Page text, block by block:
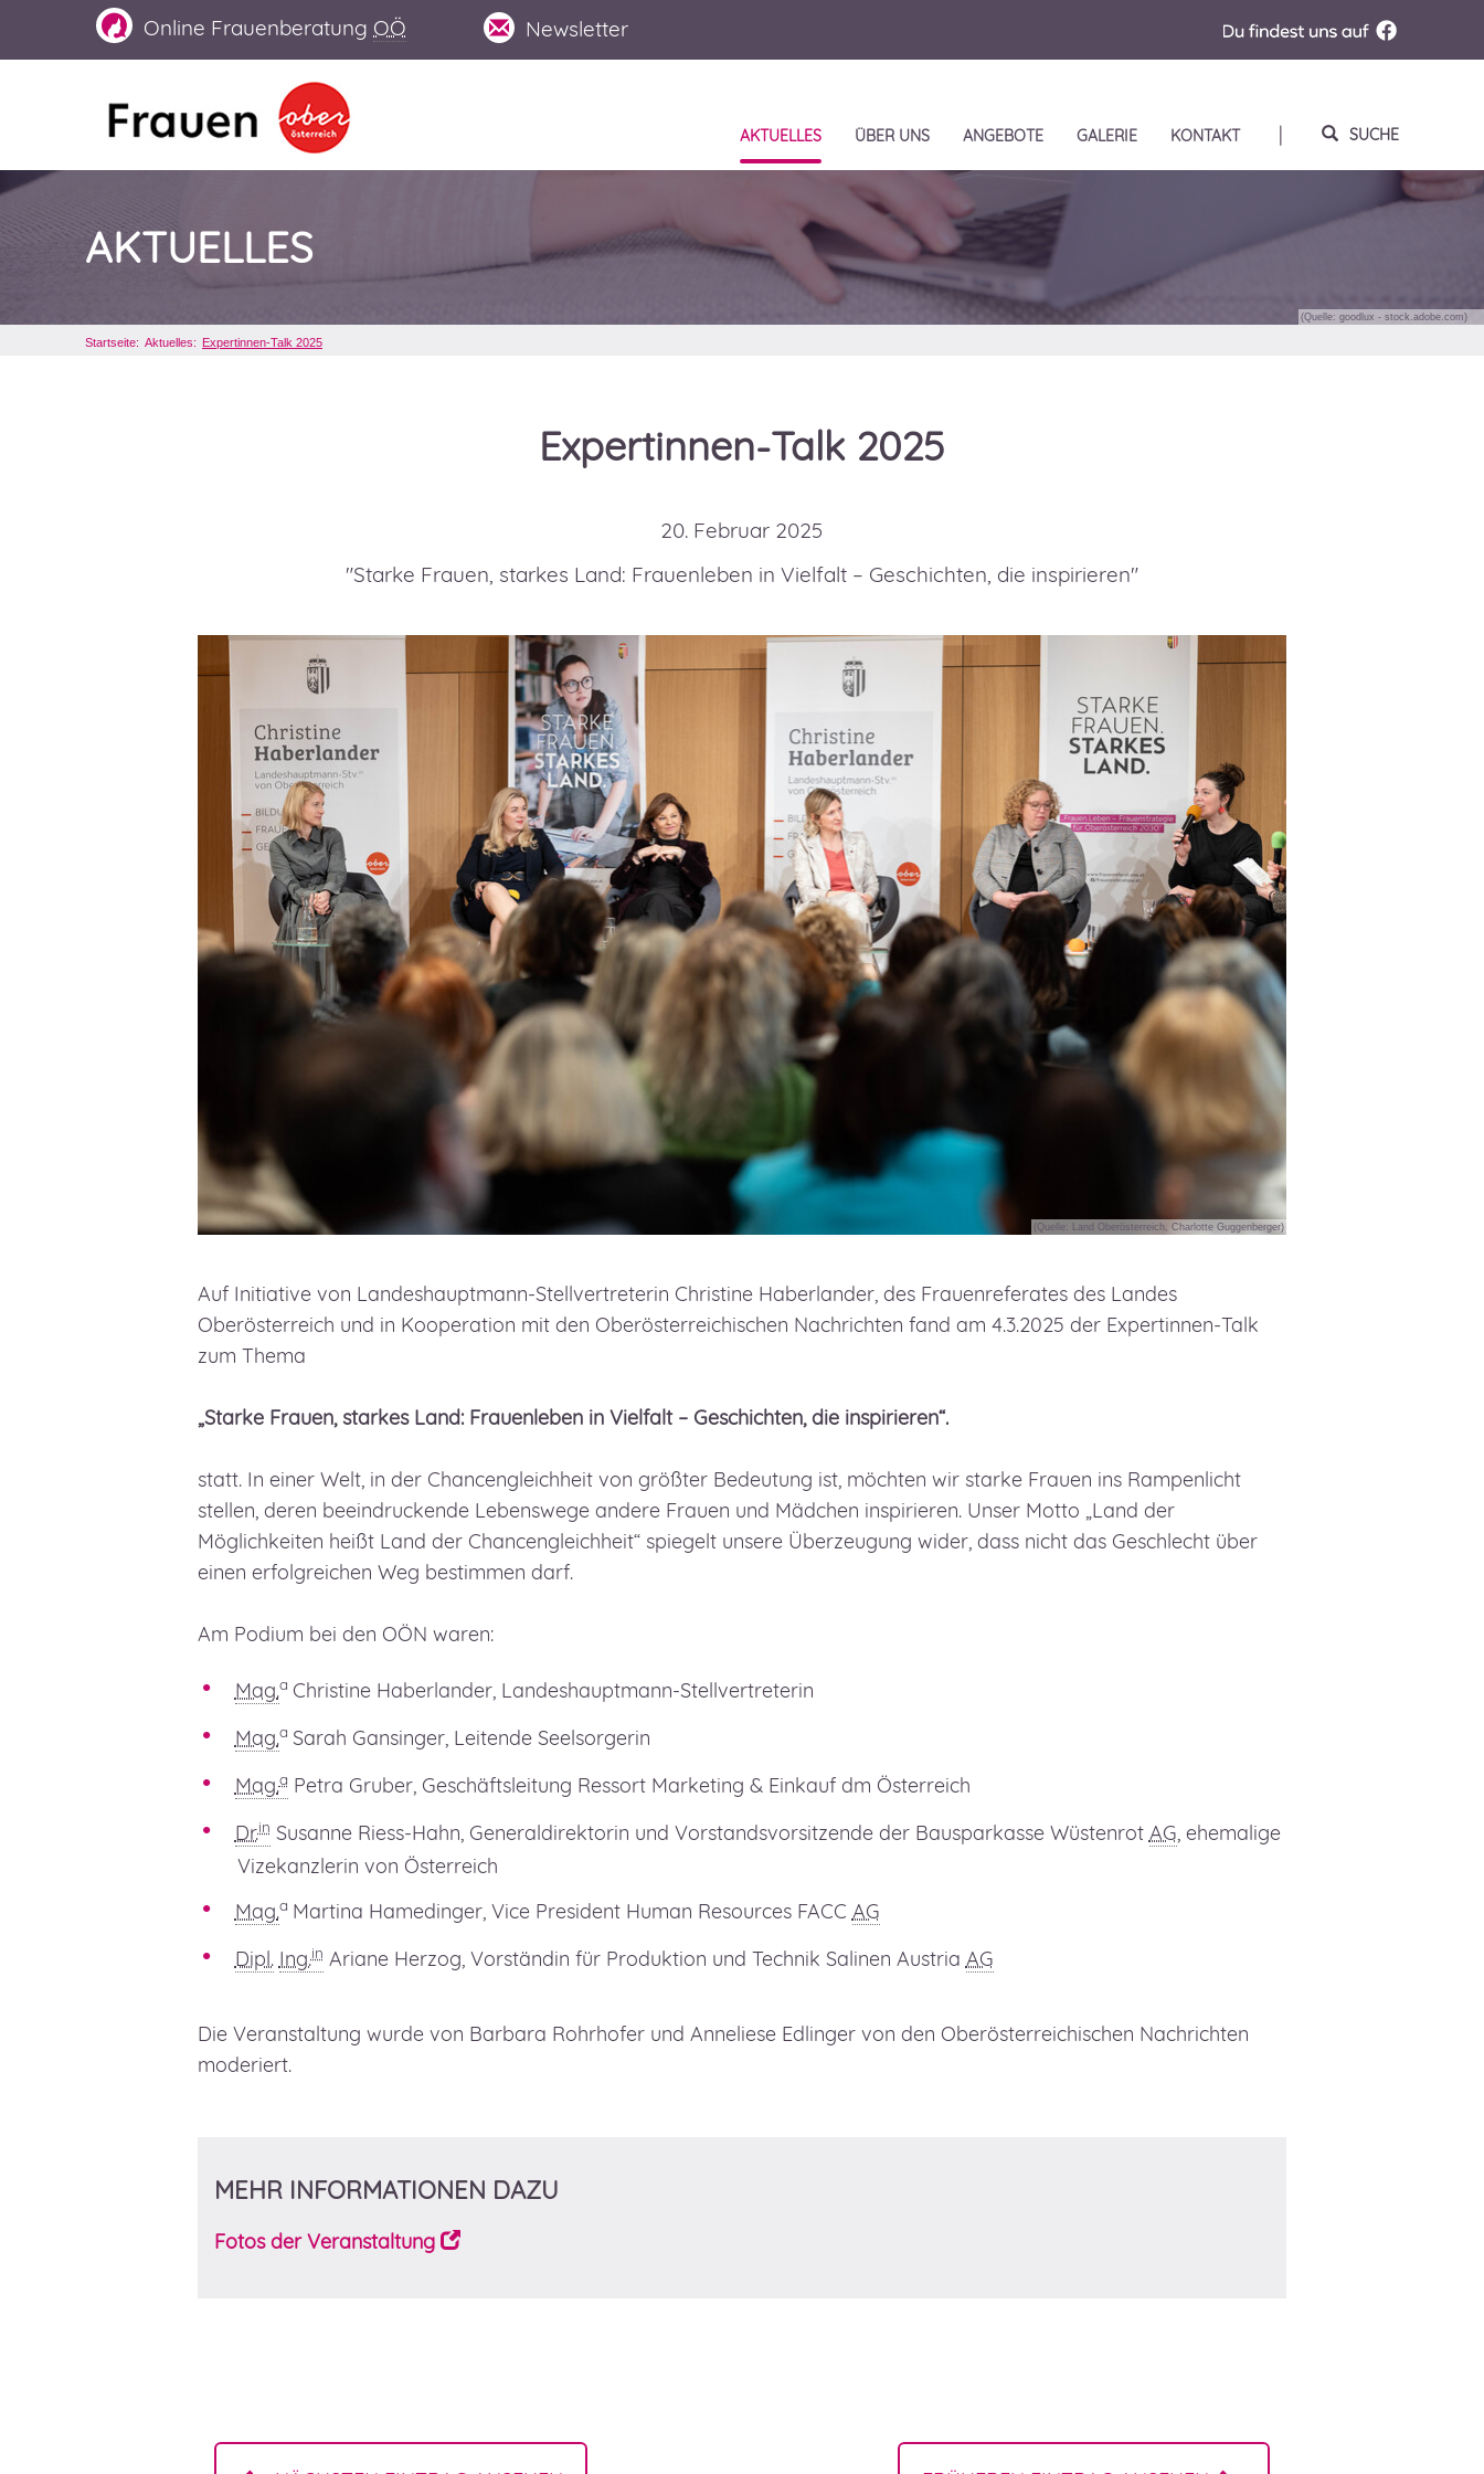
Online Frauenberatung OÖ Newsletter
AKTUELLES ÜBER UNS ANGEBOTE GALERIE KONTAKT | SUCHE
EIN-
AUSBLENDEN
SUCHE
AKTUELLES
(Quelle: goodlux - stock.adobe.com)
Startseite Aktuelles Expertinnen-Talk 2025
Expertinnen-Talk2025
20. Februar 2025
"Starke Frauen, starkes Land: Frauenleben in Vielfalt – Geschichten, die inspirieren"
(Quelle: Land Oberösterreich, Charlotte Guggenberger)
Auf Initiative von Landeshauptmann-Stellvertreterin Christine Haberlander, des Frauenreferates des Landes
Oberösterreich und in Kooperation mit den Oberösterreichischen Nachrichten fand am 4.3.2025 der Expertinnen-Talk
zum Thema
„Starke Frauen, starkes Land: Frauenleben in Vielfalt – Geschichten, die inspirieren“.
statt. In einer Welt, in der Chancengleichheit von größter Bedeutung ist, möchten wir starke Frauen ins Rampenlicht
stellen, deren beeindruckende Lebenswege andere Frauen und Mädchen inspirieren. Unser Motto „Land der
Möglichkeiten heißt Land der Chancengleichheit“ spiegelt unsere Überzeugung wider, dass nicht das Geschlecht über
einen erfolgreichen Weg bestimmen darf.
Am Podium bei den OÖN waren:
Mag.a Christine Haberlander, Landeshauptmann-Stellvertreterin
Mag.a Sarah Gansinger, Leitende Seelsorgerin
Mag.a Petra Gruber, Geschäftsleitung Ressort Marketing & Einkauf dm Österreich
Dr.in Susanne Riess-Hahn, Generaldirektorin und Vorstandsvorsitzende der Bausparkasse Wüstenrot AG, ehemalige
Vizekanzlerin von Österreich
Mag.a Martina Hamedinger, Vice President Human Resources FACC AG
Dipl. Ing.in Ariane Herzog, Vorständin für Produktion und Technik Salinen Austria AG
Die Veranstaltung wurde von Barbara Rohrhofer und Anneliese Edlinger von den Oberösterreichischen Nachrichten
moderiert.
MEHR INFORMATIONEN DAZU
Fotos der Veranstaltung